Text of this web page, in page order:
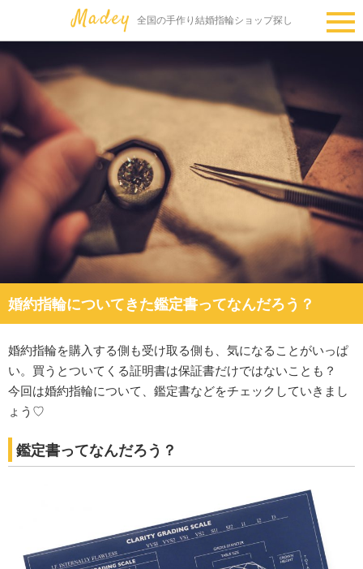
全国の手作り結婚指輪ショップ探し
婚約指輪についてきた鑑定書ってなんだろう？
婚約指輪を購入する側も受け取る側も、気になることがいっぱ
い。買うとついてくる証明書は保証書だけではないことも？
今回は婚約指輪について、鑑定書などをチェックしていきまし
ょう♡
鑑定書ってなんだろう？